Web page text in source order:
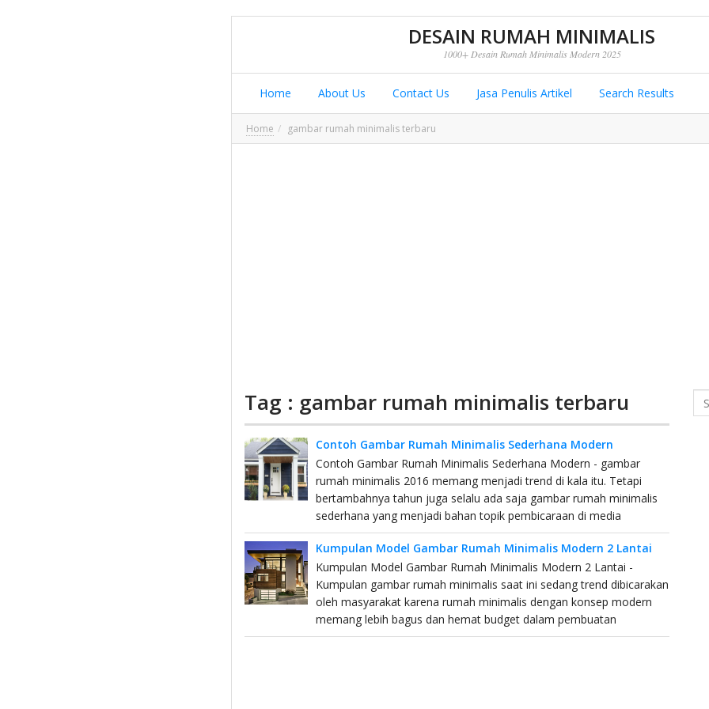
DESAIN RUMAH MINIMALIS
1000+ Desain Rumah Minimalis Modern 2025
Home About Us Contact Us Jasa Penulis Artikel Search Results
Home gambar rumah minimalis terbaru
Tag : gambar rumah minimalis terbaru
Contoh Gambar Rumah Minimalis Sederhana Modern
Contoh Gambar Rumah Minimalis Sederhana Modern - gambar
rumah minimalis 2016 memang menjadi trend di kala itu. Tetapi
bertambahnya tahun juga selalu ada saja gambar rumah minimalis
sederhana yang menjadi bahan topik pembicaraan di media
Kumpulan Model Gambar Rumah Minimalis Modern 2 Lantai
Kumpulan Model Gambar Rumah Minimalis Modern 2 Lantai -
Kumpulan gambar rumah minimalis saat ini sedang trend dibicarakan
oleh masyarakat karena rumah minimalis dengan konsep modern
memang lebih bagus dan hemat budget dalam pembuatan